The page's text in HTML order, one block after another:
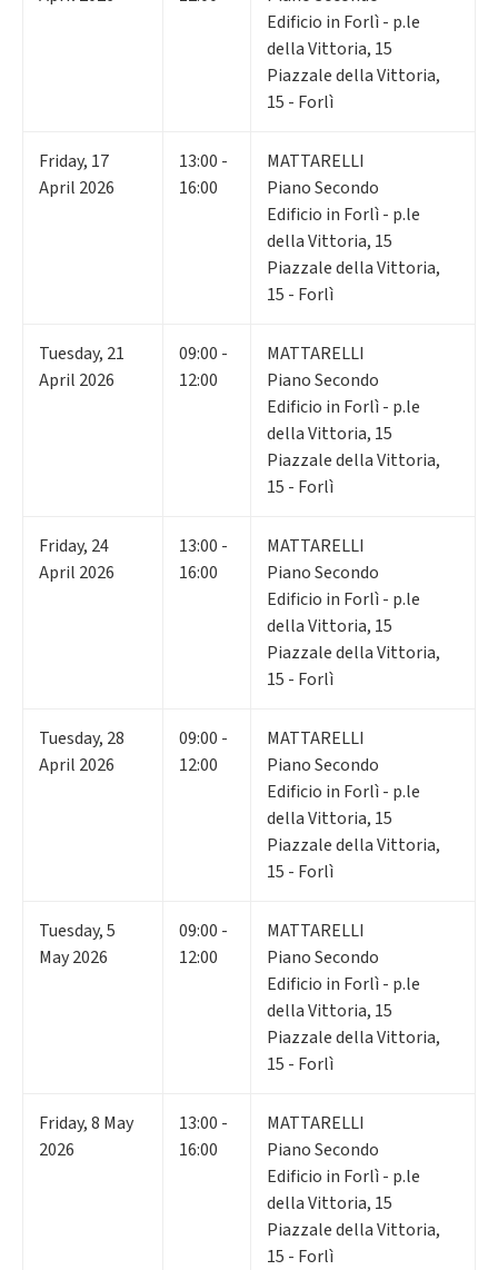
Edificio in Forlì - p.le
della Vittoria, 15
Piazzale della Vittoria,
15 - Forlì
Friday, 17
April 2026
13:00 -
16:00
MATTARELLI
Piano Secondo
Edificio in Forlì - p.le
della Vittoria, 15
Piazzale della Vittoria,
15 - Forlì
Tuesday, 21
April 2026
09:00 -
12:00
MATTARELLI
Piano Secondo
Edificio in Forlì - p.le
della Vittoria, 15
Piazzale della Vittoria,
15 - Forlì
Friday, 24
April 2026
13:00 -
16:00
MATTARELLI
Piano Secondo
Edificio in Forlì - p.le
della Vittoria, 15
Piazzale della Vittoria,
15 - Forlì
Tuesday, 28
April 2026
09:00 -
12:00
MATTARELLI
Piano Secondo
Edificio in Forlì - p.le
della Vittoria, 15
Piazzale della Vittoria,
15 - Forlì
Tuesday,5
May 2026
09:00 -
12:00
MATTARELLI
Piano Secondo
Edificio in Forlì - p.le
della Vittoria, 15
Piazzale della Vittoria,
15 - Forlì
Friday,8 May
2026
13:00 -
16:00
MATTARELLI
Piano Secondo
Edificio in Forlì - p.le
della Vittoria, 15
Piazzale della Vittoria,
15 - Forlì